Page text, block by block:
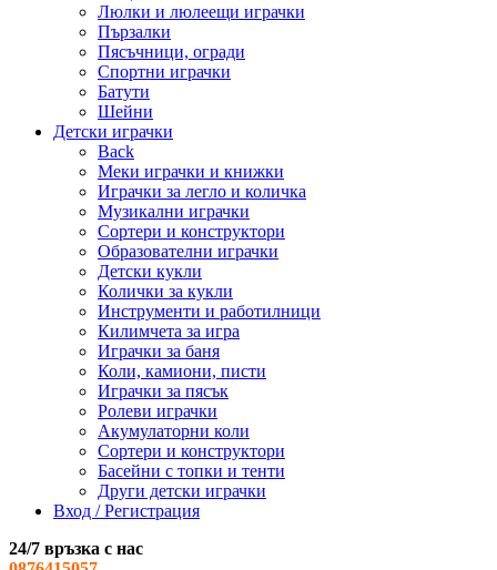
Люлки и люлеещи играчки
Пързалки
Пясъчници, огради
Спортни играчки
Батути
Шейни
Детски играчки
Back
Меки играчки и книжки
Играчки за легло и количка
Музикални играчки
Сортери и конструктори
Образователни играчки
Детски кукли
Колички за кукли
Инструменти и работилници
Килимчета за игра
Играчки за баня
Коли, камиони, писти
Играчки за пясък
Ролеви играчки
Акумулаторни коли
Сортери и конструктори
Басейни с топки и тенти
Други детски играчки
Вход / Регистрация
24/7 връзка с нас